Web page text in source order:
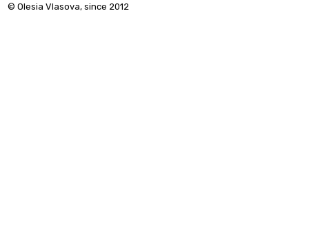
© Olesia Vlasova, since 2012